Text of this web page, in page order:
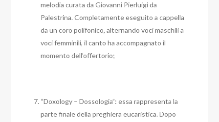
melodia curata da Giovanni Pierluigi da
Palestrina. Completamente eseguito a cappella
da un coro polifonico, alternando voci maschili a
voci femminili, il canto ha accompagnato il
momento dell’offertorio;
“Doxology – Dossologia”: essa rappresenta la
parte finale della preghiera eucaristica. Dopo